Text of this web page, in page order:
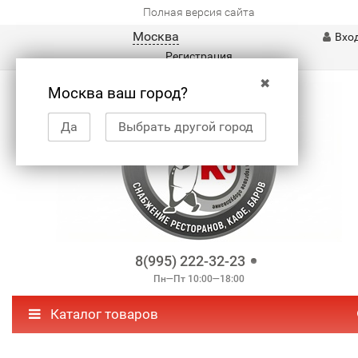
Полная версия сайта
Москва
✖
Москва ваш город?
Да Выбрать другой город
Регистрация
8(995) 222-32-23
Пн—Пт 10:00—18:00
Каталог товаров